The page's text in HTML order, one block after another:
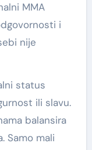
MMA
i
nije
status
ili slavu.
balansira
Samo mali